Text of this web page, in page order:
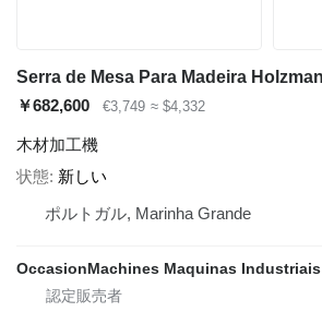
￥682,600 €3,749 ≈ $4,332
木材加工機
状態 新しい
ポルトガル, Marinha Grande
OccasionMachines Maquinas Industriais